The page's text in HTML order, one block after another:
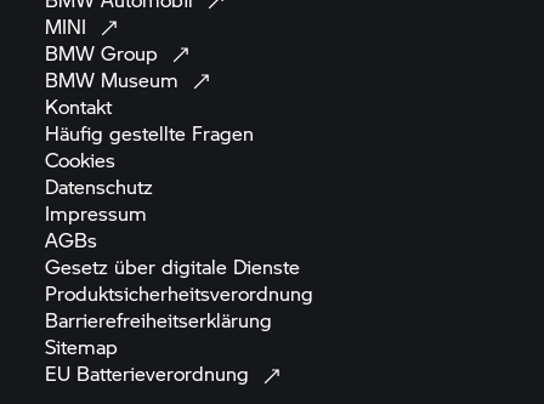
MINI
BMWGroup
BMW Museum
Kontakt
Häufig gestellte Fragen
Cookies
Datenschutz
Impressum
AGBs
Gesetz über digitale Dienste
Produktsicherheitsverordnung
Barrierefreiheitserklärung
Sitemap
EU Batterieverordnung